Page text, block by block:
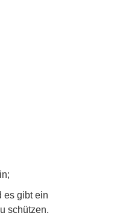
es gibt ein
schützen.